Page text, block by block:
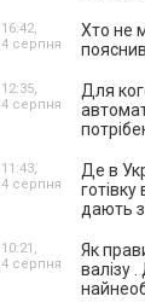
Хто не
16:42,
4 серпня
Для
12:35,
4 серпня
Де в
готівку
дають
11:43,
4 серпня
Як
валізу
10:21,
4 серпня